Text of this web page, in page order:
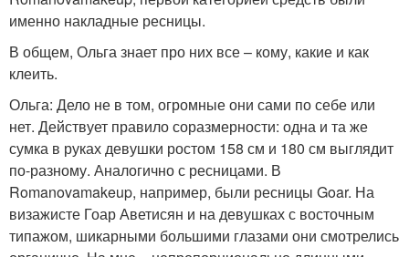
именно накладные ресницы.
В общем, Ольга знает про них все – кому, какие и как
клеить.
Ольга: Дело не в том, огромные они сами по себе или
нет. Действует правило соразмерности: одна и та же
сумка в руках девушки ростом 158 см и 180 см выглядит
по-разному. Аналогично с ресницами. В
Romanovamakeup, например, были ресницы Goar. На
визажисте Гоар Аветисян и на девушках с восточным
типажом, шикарными большими глазами они смотрелись